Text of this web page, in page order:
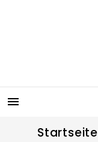

Startseite